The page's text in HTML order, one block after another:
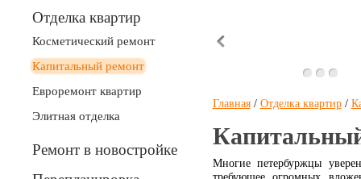
Вперед
Отделка квартир
Косметический ремонт
Капитальный ремонт
Евроремонт квартир
Элитная отделка
Ремонт в новостройке
Главная/ Отделка квартир/
Многие петербуржцы